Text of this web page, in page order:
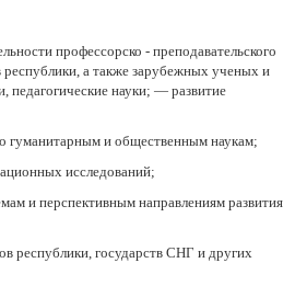
профессорско - преподавательского
республики, а также зарубежных ученых и
педагогические науки; — развитие
гуманитарным и общественным наукам;
исследований;
и перспективным направлениям развития
республики, государств СНГ и других